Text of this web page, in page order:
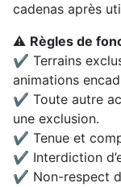
cadenas après
⚠️ Règles de
✔ Terrains
animations
✔ Toute autre
une exclusion.
✔ Tenue et
✔ Interdiction
✔ Non-respect